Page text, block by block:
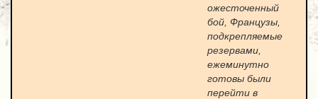
ожесточенный
бой, Французы,
подкрепляемые
резервами,
ежеминутно
готовы были
перейти в